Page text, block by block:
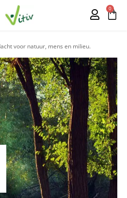
0
voor natuur, mens en milieu.